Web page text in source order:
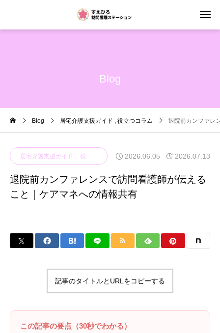
Blog
Blog 居宅介護支援ガイド 役立つコラム 退院前カンファレ
居宅介護支援ガイド 役立つコラム 2026.06.05 2026.07.13
退院前カンファレンスで訪問看護師が伝える
こと｜ケアマネへの情報共有
記事のタイトルとURLをコピーする
この記事の要点（30秒でわかる）